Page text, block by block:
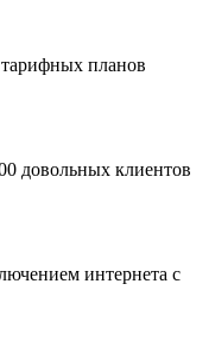
планов
довольных клиентов
интернета с